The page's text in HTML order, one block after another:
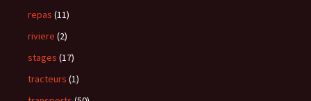
repas (11)
riviere (2)
stages (17)
tracteurs (1)